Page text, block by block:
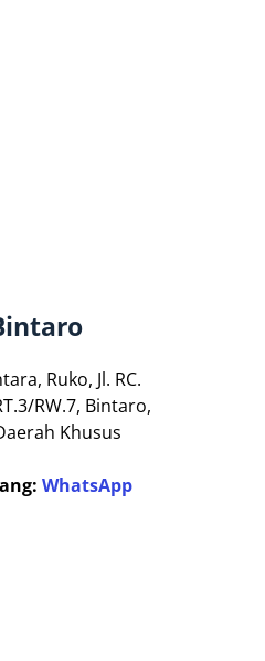
Ruko, Jl. RC.
RW.7, Bintaro,
Khusus
WhatsApp